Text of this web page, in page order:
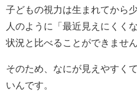
子どもの視力は生まれてから
人のように「最近見えにくく
状況と比べることができません
そのため、なにが見えやすく
いんです。